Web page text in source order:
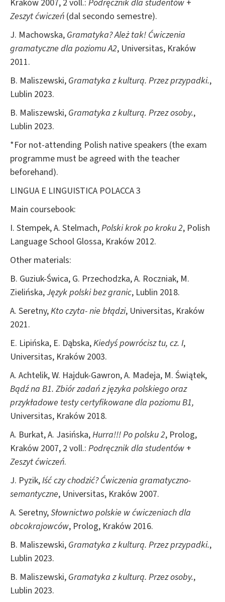
Kraków 2007, 2 voll.: Podręcznik dla studentów +
Zeszyt ćwiczeń (dal secondo semestre).
J. Machowska, Gramatyka? Ależ tak! Ćwiczenia
gramatyczne dla poziomu A2, Universitas, Kraków
2011.
B. Maliszewski, Gramatyka z kulturą. Przez przypadki.,
Lublin 2023.
B. Maliszewski, Gramatyka z kulturą. Przez osoby.,
Lublin 2023.
*For not-attending Polish native speakers (the exam
programme must be agreed with the teacher
beforehand).
LINGUA E LINGUISTICA POLACCA 3
Main coursebook:
I. Stempek, A. Stelmach,Polski krok po kroku 2, Polish
Language School Glossa, Kraków 2012.
Other materials:
B. Guziuk-Świca, G. Przechodzka, A. Roczniak, M.
Zielińska,Język polski bez granic, Lublin 2018.
A. Seretny,Kto czyta- nie błądzi, Universitas, Kraków
2021.
E. Lipińska, E. Dąbska,Kiedyś powrócisz tu, cz. I,
Universitas, Kraków 2003.
A. Achtelik, W. Hajduk-Gawron, A. Madeja, M. Świątek,
Bądź na B1. Zbiór zadań z języka polskiego oraz
przykładowe testy certyfikowane dla poziomu B1,
Universitas, Kraków 2018.
A. Burkat, A. Jasińska,Hurra!!!Po polsku 2, Prolog,
Kraków 2007, 2 voll.: Podręcznik dla studentów +
Zeszyt ćwiczeń.
J. Pyzik,Iść czy chodzić? Ćwiczenia gramatyczno-
semantyczne, Universitas, Kraków 2007.
A. Seretny,Słownictwo polskie w ćwiczeniach dla
obcokrajowców, Prolog, Kraków 2016.
B. Maliszewski, Gramatyka z kulturą. Przez przypadki.,
Lublin 2023.
B. Maliszewski, Gramatyka z kulturą. Przez osoby.,
Lublin 2023.